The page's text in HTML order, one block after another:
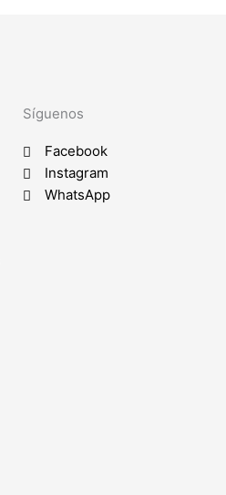
Síguenos
Facebook
Instagram
WhatsApp